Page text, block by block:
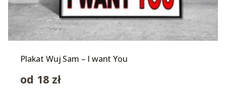
Plakat Wuj Sam – I want You
od 18 zł